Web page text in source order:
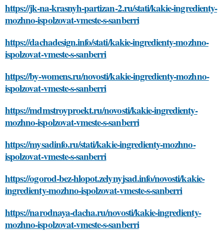
https://jk-na-krasnyh-partizan-2.ru/stati/kakie-ingredienty-
mozhno-ispolzovat-vmeste-s-sanberri
https://dachadesign.info/stati/kakie-ingredienty-mozhno-
ispolzovat-vmeste-s-sanberri
https://by-womens.ru/novosti/kakie-ingredienty-mozhno-
ispolzovat-vmeste-s-sanberri
https://mdmstroyproekt.ru/novosti/kakie-ingredienty-
mozhno-ispolzovat-vmeste-s-sanberri
https://mysadinfo.ru/stati/kakie-ingredienty-mozhno-
ispolzovat-vmeste-s-sanberri
https://ogorod-bez-hlopot.zelynyjsad.info/novosti/kakie-
ingredienty-mozhno-ispolzovat-vmeste-s-sanberri
https://narodnaya-dacha.ru/novosti/kakie-ingredienty-
mozhno-ispolzovat-vmeste-s-sanberri